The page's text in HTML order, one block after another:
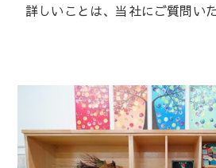
詳しいことは、当社にご質問い